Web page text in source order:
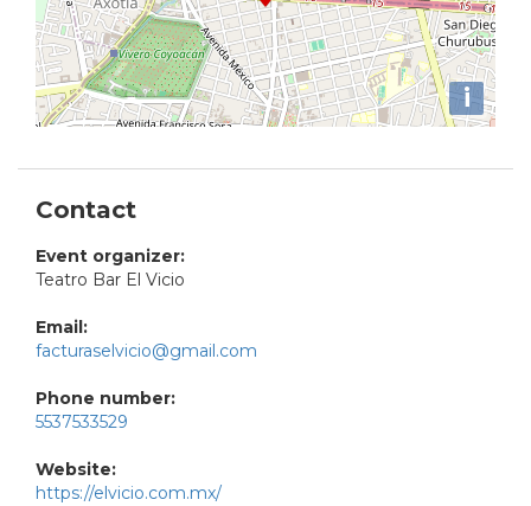
i
Contact
Event organizer:
Teatro Bar El Vicio
Email:
facturaselvicio@gmail.com
Phone number:
5537533529
Website:
https://elvicio.com.mx/